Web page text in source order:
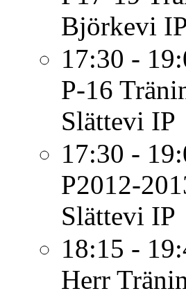
Björkevi
17:30 -
P-16
Slättevi IP
17:30 -
P2012-
Slättevi IP
18:15 -
Herr